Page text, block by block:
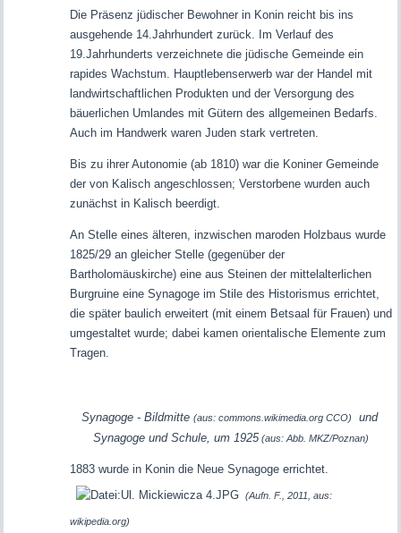
Die Präsenz jüdischer Bewohner in Konin reicht bis ins
ausgehende 14.Jahrhundert zurück. Im Verlauf des
19.Jahrhunderts verzeichnete die jüdische Gemeinde ein
rapides Wachstum. Hauptlebenserwerb war der Handel mit
landwirtschaftlichen Produkten und der Versorgung des
bäuerlichen Umlandes mit Gütern des allgemeinen Bedarfs.
Auch im Handwerk waren Juden stark vertreten.
Bis zu ihrer Autonomie (ab 1810) war die Koniner Gemeinde
der von Kalisch angeschlossen; Verstorbene wurden auch
zunächst in Kalisch beerdigt.
An Stelle eines älteren, inzwischen maroden Holzbaus wurde
1825/29 an gleicher Stelle (gegenüber der
Bartholomäuskirche) eine aus Steinen der mittelalterlichen
Burgruine eine Synagoge im Stile des Historismus errichtet,
die später baulich erweitert (mit einem Betsaal für Frauen) und
umgestaltet wurde; dabei kamen orientalische Elemente zum
Tragen.
Synagoge - Bildmitte (aus: commons.wikimedia.org CCO)
und
Synagoge und Schule, um 1925 (aus: Abb. MKZ/Poznan)
1883 wurde in Konin die Neue Synagoge errichtet.
(Aufn. F., 2011, aus:
wikipedia.org)